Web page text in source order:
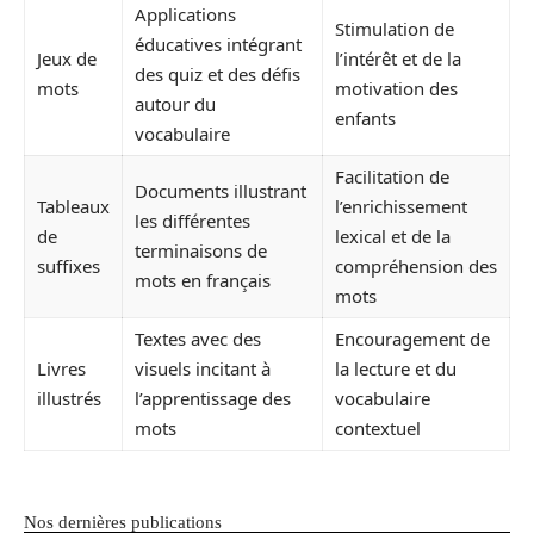
Jeux de
mots
Applications
éducatives intégrant
des quiz et des défis
autour du
vocabulaire
Stimulation de
l’intérêt et de la
motivation des
enfants
Tableaux
de
suffixes
Documents illustrant
les différentes
terminaisons de
mots en français
Facilitation de
l’enrichissement
lexical et de la
compréhension des
mots
Livres
illustrés
Textes avec des
visuels incitant à
l’apprentissage des
mots
Encouragement de
la lecture et du
vocabulaire
contextuel
Nos dernières publications